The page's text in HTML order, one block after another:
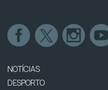
NOTÍCIAS
DESPORTO